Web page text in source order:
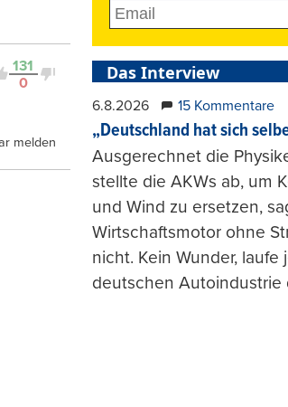
131
0
melden
Das Interview
6.8.2026 15 Kommentare
„Deutschland hat sich
Ausgerechnet die
stellte die AKWs ab, um
und Wind zu ersetzen,
Wirtschaftsmotor ohne
nicht. Kein Wunder, laufe
deutschen Autoindustrie